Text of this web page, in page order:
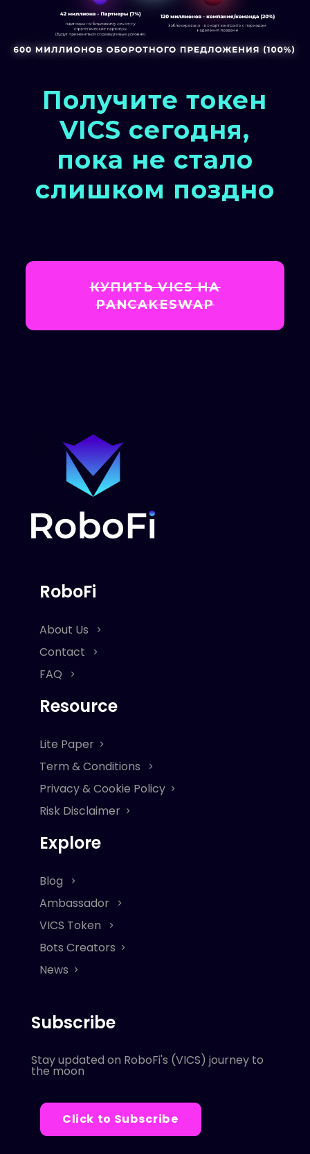
Получите токен
VICS сегодня,
пока не стало
слишком поздно
КУПИТЬ VICS НА
PANCAKESWAP
RoboFi
About Us
Contact
FAQ
Resource
Lite Paper
Term & Conditions
Privacy & Cookie Policy
Risk Disclaimer
Explore
Blog
Ambassador
VICS Token
Bots Creators
News
Subscribe
Stay updated on RoboFi's (VICS) journey to
the moon
Click to Subscribe